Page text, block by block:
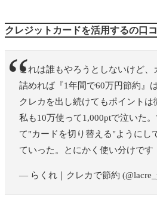
クレジットカードを活用するの口
これは誰もやろうとしないけど、
詰めれば『1年間で60万円節約』
クレカを出し続けてもポイント
私も10万使って1,000ptで泣いた
て"カードを切り替える"ようにし
ていった。とにかく使い分けです
— らくれ｜クレカで節約